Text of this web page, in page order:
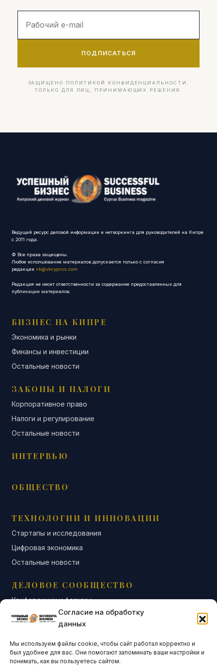
Согласие на обработку
данных
Мы используем файлы cookie, чтобы сайт работал корректно и
был удобнее для вас. Они помогают запоминать ваши настройки и
понимать, как вы пользуетесь сайтом.
ПОДПИСАТЬСЯ
ЗАЩИЩЕНО ПОЛИТИКОЙ КОНФИДЕНЦИАЛЬНОСТИ.
ТОЛЬКО ДЛЯ ЛИЦ, ПРИНИМАЮЩИХ РЕШЕНИЯ.
Ведущий ресурс деловой информации и нетворкинга для руководителей на Кипре
с 2011 года.
© Все права защищены.
Любое использование материалов допускается только с согласия
редакции nk@vkcyprus.com
Редакция не несет ответственности за содержание предоставленных для
публикации материалов.
БИЗНЕС НА КИПРЕ
Экономика и рынки
Финансы и инвестиции
Остальные новости
ЗАКОНЫ И НАЛОГИ
Корпоративное право
Налоги и регулирование
Остальные новости
ИНТЕРВЬЮ
ОБЩЕСТВО
ТЕХНОЛОГИИ И ИННОВАЦИИ
Стартапы и исследования
Цифровая экономика
Остальные новости
ДЕЛОВОЕ СООБЩЕСТВО
Конференции и форумы
Бизнес-клубы и ассоциации
Остальные новости
АНАЛИТИКА И СТАТИСТИКА